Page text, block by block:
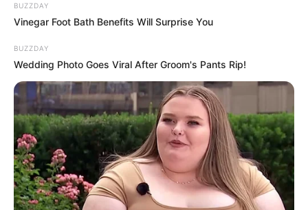
BUZZDAY
Vinegar Foot Bath Benefits Will Surprise You
BUZZDAY
Wedding Photo Goes Viral After Groom's Pants Rip!